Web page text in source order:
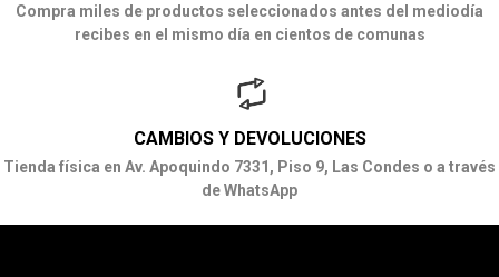
Compra miles de productos seleccionados antes del mediodía
recibes en el mismo día en cientos de comunas
CAMBIOS Y DEVOLUCIONES
Tienda física en Av. Apoquindo 7331, Piso 9, Las Condes o a través
de WhatsApp